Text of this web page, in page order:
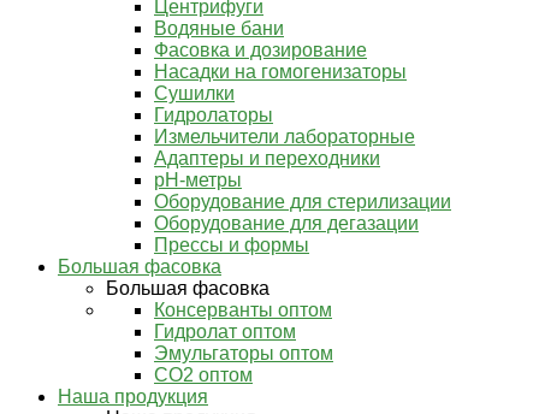
Центрифуги
Водяные бани
Фасовка и дозирование
Насадки на гомогенизаторы
Сушилки
Гидролаторы
Измельчители лабораторные
Адаптеры и переходники
pH-метры
Оборудование для стерилизации
Оборудование для дегазации
Прессы и формы
Большая фасовка
Большая фасовка
Консерванты оптом
Гидролат оптом
Эмульгаторы оптом
СО2 оптом
Наша продукция